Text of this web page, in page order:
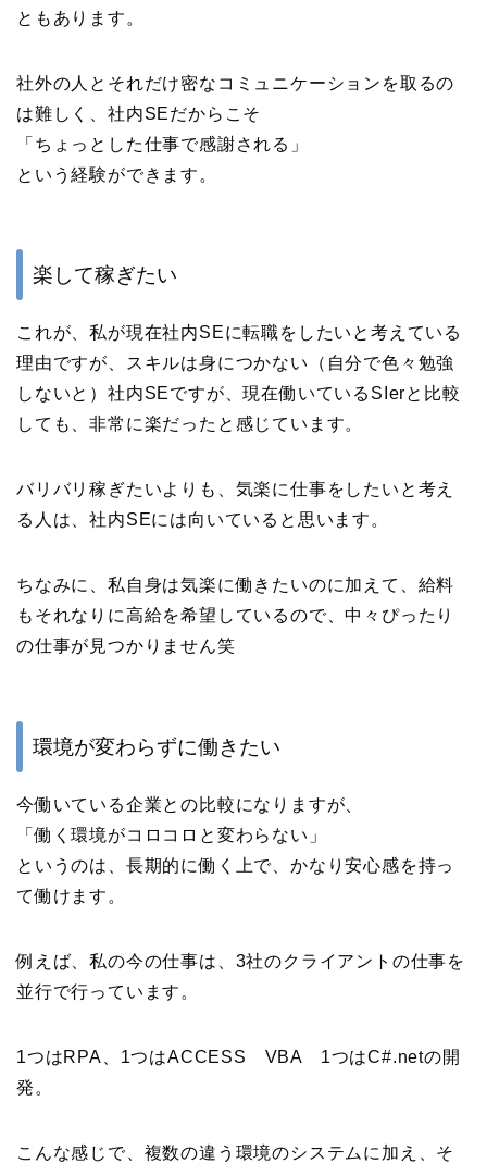
ともあります。
社外の人とそれだけ密なコミュニケーションを取るの
は難しく、社内SEだからこそ
「ちょっとした仕事で感謝される」
という経験ができます。
楽して稼ぎたい
これが、私が現在社内SEに転職をしたいと考えている
理由ですが、スキルは身につかない（自分で色々勉強
しないと）社内SEですが、現在働いているSIerと比較
しても、非常に楽だったと感じています。
バリバリ稼ぎたいよりも、気楽に仕事をしたいと考え
る人は、社内SEには向いていると思います。
ちなみに、私自身は気楽に働きたいのに加えて、給料
もそれなりに高給を希望しているので、中々ぴったり
の仕事が見つかりません笑
環境が変わらずに働きたい
今働いている企業との比較になりますが、
「働く環境がコロコロと変わらない」
というのは、長期的に働く上で、かなり安心感を持っ
て働けます。
例えば、私の今の仕事は、3社のクライアントの仕事を
並行で行っています。
1つはRPA、1つはACCESS VBA 1つはC#.netの開
発。
こんな感じで、複数の違う環境のシステムに加え、そ